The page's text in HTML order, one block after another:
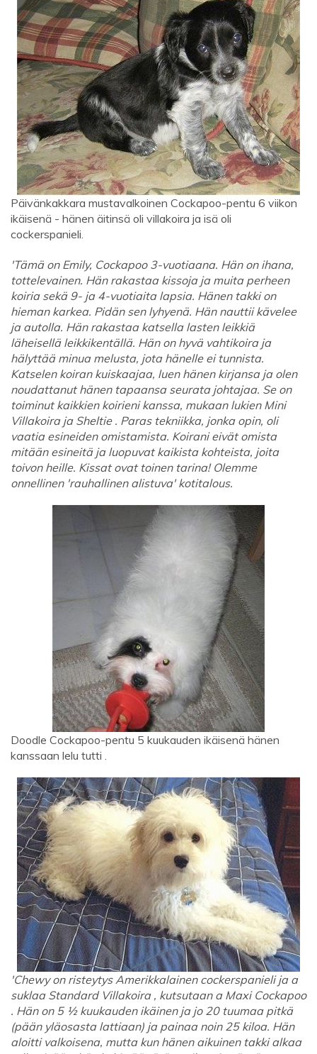
Päivänkakkara mustavalkoinen Cockapoo-pentu 6 viikon
ikäisenä - hänen äitinsä oli villakoira ja isä oli
cockerspanieli.
'Tämä on Emily, Cockapoo 3-vuotiaana. Hän on ihana,
tottelevainen. Hän rakastaa kissoja ja muita perheen
koiria sekä 9- ja 4-vuotiaita lapsia. Hänen takki on
hieman karkea. Pidän sen lyhyenä. Hän nauttii kävelee
ja autolla. Hän rakastaa katsella lasten leikkiä
läheisellä leikkikentällä. Hän on hyvä vahtikoira ja
hälyttää minua melusta, jota hänelle ei tunnista.
Katselen koiran kuiskaajaa, luen hänen kirjansa ja olen
noudattanut hänen tapaansa seurata johtajaa. Se on
toiminut kaikkien koirieni kanssa, mukaan lukien Mini
Villakoira ja Sheltie . Paras tekniikka, jonka opin, oli
vaatia esineiden omistamista. Koirani eivät omista
mitään esineitä ja luopuvat kaikista kohteista, joita
toivon heille. Kissat ovat toinen tarina! Olemme
onnellinen 'rauhallinen alistuva' kotitalous.
Doodle Cockapoo-pentu 5 kuukauden ikäisenä hänen
kanssaan lelu tutti .
'Chewy on risteytys Amerikkalainen cockerspanieli ja a
suklaa Standard Villakoira , kutsutaan a Maxi Cockapoo
. Hän on 5 ½ kuukauden ikäinen ja jo 20 tuumaa pitkä
(pään yläosasta lattiaan) ja painaa noin 25 kiloa. Hän
aloitti valkoisena, mutta kun hänen aikuinen takki alkaa